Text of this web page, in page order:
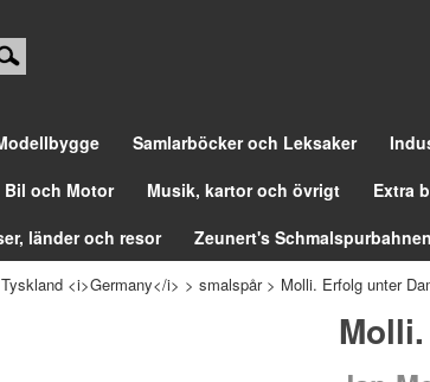
Samlarböcker och Leksaker
och Motor Musik, kartor och övrigt Extra
länder och resor Zeunert's Schmalspurbahnen
Tyskland <i>Germany</i> > smalspår> Molli. Erfolg unter